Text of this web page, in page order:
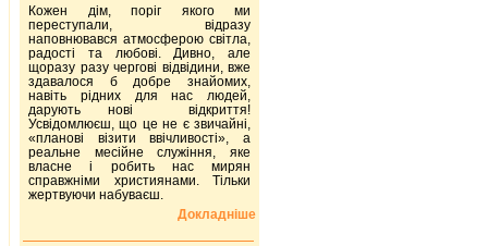
Кожен дім, поріг якого ми
переступали, відразу
наповнювався атмосферою світла,
радості та любові. Дивно, але
щоразу разу чергові відвідини, вже
здавалося б добре знайомих,
навіть рідних для нас людей,
дарують нові відкриття!
Усвідомлюєш, що це не є звичайні,
«планові візити ввічливості», а
реальне месійне служіння, яке
власне і робить нас мирян
справжніми християнами. Тільки
жертвуючи набуваєш.
Докладніше